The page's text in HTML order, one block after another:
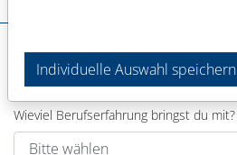
Wieviel Berufserfahrung bringst du mit?
Individuelle Auswahl speichern